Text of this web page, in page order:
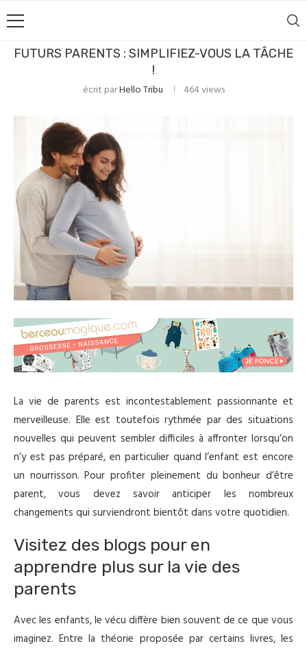
FUTURS PARENTS : SIMPLIFIEZ-VOUS LA TÂCHE
!
écrit parHello Tribu 464views
La vie de parents est incontestablement passionnante et
merveilleuse. Elle est toutefois rythmée par des situations
nouvelles qui peuvent sembler difficiles à affronter lorsqu’on
n’y est pas préparé, en particulier quand l’enfant est encore
un nourrisson. Pour profiter pleinement du bonheur d’être
parent, vous devez savoir anticiper les nombreux
changements qui surviendront bientôt dans votre quotidien.
Visitez des blogs pour en
apprendre plus sur la vie des
parents
Avec les enfants, le vécu diffère bien souvent de ce que vous
imaginez. Entre la théorie proposée par certains livres, les